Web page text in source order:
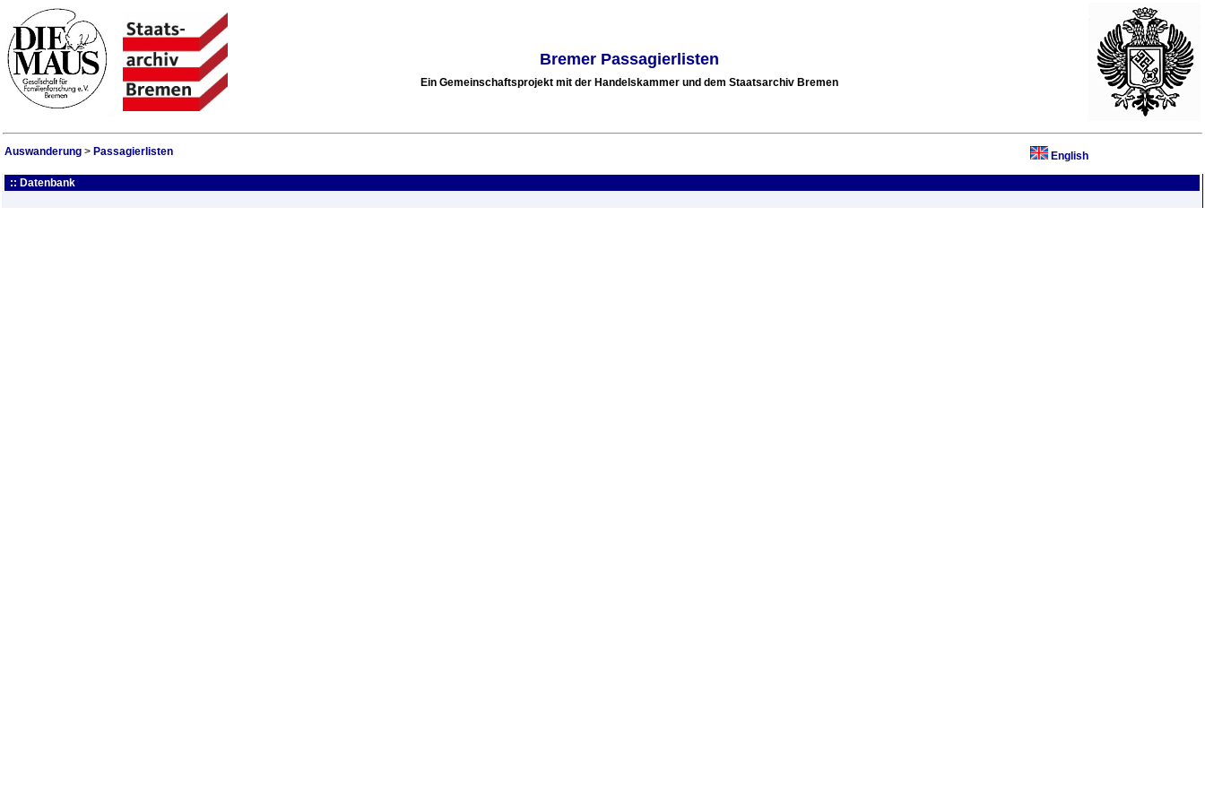
Bremer Passagierlisten
Ein Gemeinschaftsprojekt mit der Handelskammer und dem Staatsarchiv Bremen
Auswanderung > Passagierlisten English
:: Datenbank